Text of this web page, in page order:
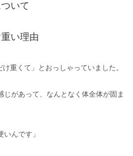
いて
い理由
重くて」とおっしゃっていました。
があって、なんとなく体全体が固ま
いんです」